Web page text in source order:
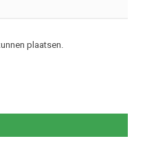
plaatsen.